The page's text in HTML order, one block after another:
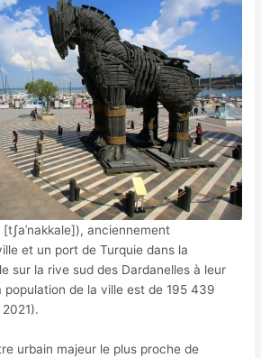
anciennement
et un port de Turquie dans la
sur la rive sud des Dardanelles à leur
population de la ville est de 195 439
urbain majeur le plus proche de